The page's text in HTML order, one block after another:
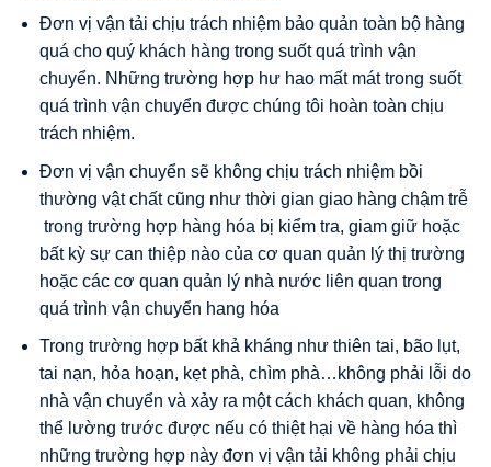
Đơn vị vận tải chịu trách nhiệm bảo quản toàn bộ hàng
quá cho quý khách hàng trong suốt quá trình vận
chuyển. Những trường hợp hư hao mất mát trong suốt
quá trình vận chuyển được chúng tôi hoàn toàn chịu
trách nhiệm.
Đơn vị vận chuyển sẽ không chịu trách nhiệm bồi
thường vật chất cũng như thời gian giao hàng chậm trễ
trong trường hợp hàng hóa bị kiểm tra, giam giữ hoặc
bất kỳ sự can thiệp nào của cơ quan quản lý thị trường
hoặc các cơ quan quản lý nhà nước liên quan trong
quá trình vận chuyển hang hóa
Trong trường hợp bất khả kháng như thiên tai, bão lụt,
tai nạn, hỏa hoạn, kẹt phà, chìm phà…không phải lỗi do
nhà vận chuyển và xảy ra một cách khách quan, không
thể lường trước được nếu có thiệt hại về hàng hóa thì
những trường hợp này đơn vị vận tải không phải chịu